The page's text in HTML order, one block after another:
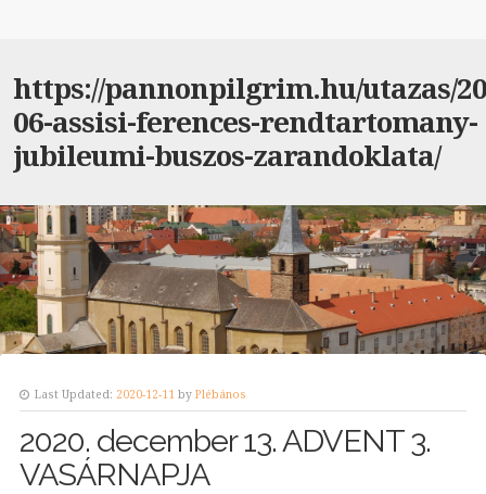
https://pannonpilgrim.hu/utazas/
06-assisi-ferences-rendtartomany-
jubileumi-buszos-zarandoklata/
Last Updated: 2020-12-11 by Plébános
2020. december 13. ADVENT 3.
VASÁRNAPJA